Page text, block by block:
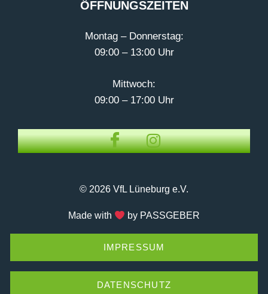
ÖFFNUNGSZEITEN
Montag – Donnerstag:
09:00 – 13:00 Uhr
Mittwoch:
09:00 – 17:00 Uhr
© 2026 VfL Lüneburg e.V.
Made with by PASSGEBER
IMPRESSUM
DATENSCHUTZ